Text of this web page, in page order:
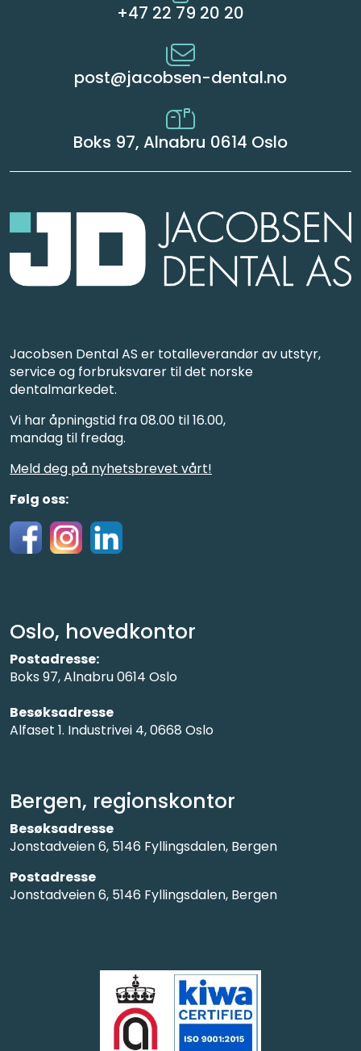
+47 22 79 20 20
post@jacobsen-dental.no
Boks 97, Alnabru 0614 Oslo
Jacobsen Dental AS er totalleverandør av utstyr,
service og forbruksvarer til det norske
dentalmarkedet.
Vi har åpningstid fra 08.00 til 16.00,
mandag til fredag.
Meld deg på nyhetsbrevet vårt!
Følg oss:
Bergen, regionskontor
Besøksadresse
Jonstadveien 6, 5146 Fyllingsdalen, Bergen
Postadresse
Jonstadveien 6, 5146 Fyllingsdalen, Bergen
Oslo, hovedkontor
Postadresse:
Boks 97, Alnabru 0614 Oslo
Besøksadresse
Alfaset 1. Industrivei 4, 0668 Oslo